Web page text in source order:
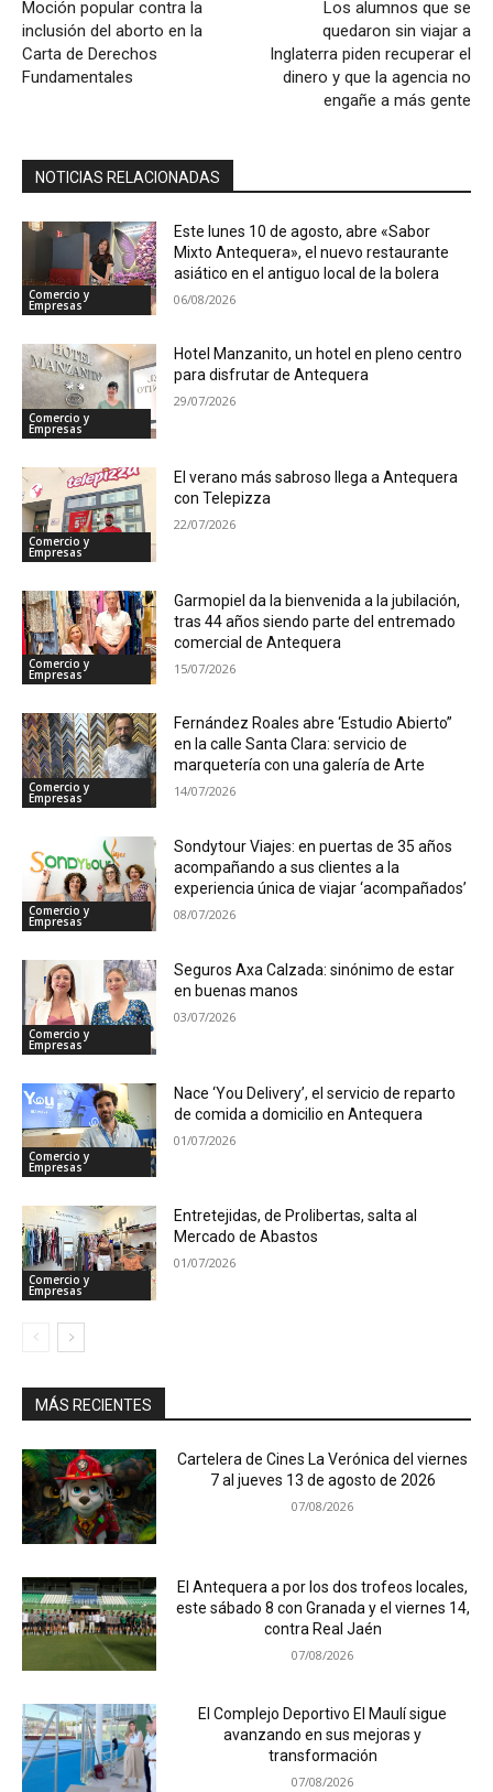
Moción popular contra la
inclusión del aborto en la
Carta de Derechos
Fundamentales
Los alumnos que se
quedaron sin viajar a
Inglaterra piden recuperar el
dinero y que la agencia no
engañe a más gente
NOTICIAS RELACIONADAS
Comercio y
Empresas
Este lunes 10 de agosto, abre «Sabor
Mixto Antequera», el nuevo restaurante
asiático en el antiguo local de la bolera
06/08/2026
Comercio y
Empresas
Hotel Manzanito, un hotel en pleno centro
para disfrutar de Antequera
29/07/2026
Comercio y
Empresas
El verano más sabroso llega a Antequera
con Telepizza
22/07/2026
Comercio y
Empresas
Garmopiel da la bienvenida a la jubilación,
tras 44 años siendo parte del entremado
comercial de Antequera
15/07/2026
Comercio y
Empresas
Fernández Roales abre ‘Estudio Abierto”
en la calle Santa Clara: servicio de
marquetería con una galería de Arte
14/07/2026
Comercio y
Empresas
Sondytour Viajes: en puertas de 35 años
acompañando a sus clientes a la
experiencia única de viajar ‘acompañados’
08/07/2026
Comercio y
Empresas
Seguros Axa Calzada: sinónimo de estar
en buenas manos
03/07/2026
Comercio y
Empresas
Nace ‘You Delivery’, el servicio de reparto
de comida a domicilio en Antequera
01/07/2026
Comercio y
Empresas
Entretejidas, de Prolibertas, salta al
Mercado de Abastos
01/07/2026
MÁS RECIENTES
Cartelera de Cines La Verónica del viernes
7 al jueves 13 de agosto de 2026
07/08/2026
El Antequera a por los dos trofeos locales,
este sábado 8 con Granada y el viernes 14,
contra Real Jaén
07/08/2026
El Complejo Deportivo El Maulí sigue
avanzando en sus mejoras y
transformación
07/08/2026